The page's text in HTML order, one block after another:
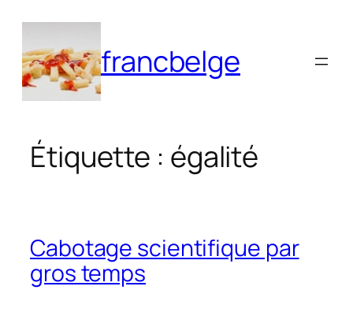
contenu
francbelge
Étiquette : égalité
Cabotage scientifique par
gros temps